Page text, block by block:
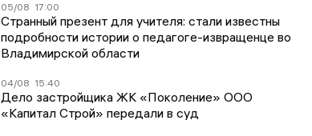
05/08 17:00
Странный презент для учителя: стали известны
подробности истории о педагоге-извращенце во
Владимирской области
04/08 15:40
Дело застройщика ЖК «Поколение» ООО
«Капитал Строй» передали в суд